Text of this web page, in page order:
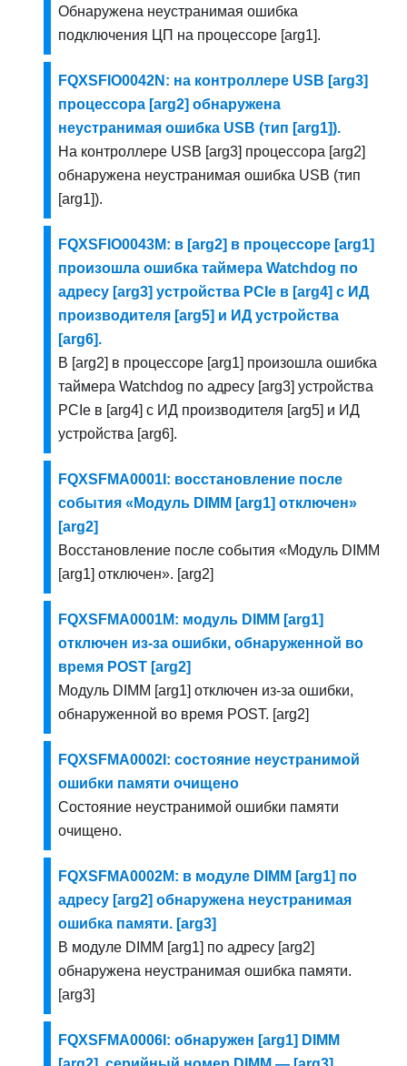
Обнаружена неустранимая ошибка
подключения ЦП на процессоре [arg1].
FQXSFIO0042N: на контроллере USB [arg3]
процессора [arg2] обнаружена
неустранимая ошибка USB (тип [arg1]).
На контроллере USB [arg3] процессора [arg2]
обнаружена неустранимая ошибка USB (тип
[arg1]).
FQXSFIO0043M: в [arg2] в процессоре [arg1]
произошла ошибка таймера Watchdog по
адресу [arg3] устройства PCIe в [arg4] с ИД
производителя [arg5] и ИД устройства
[arg6].
В [arg2] в процессоре [arg1] произошла ошибка
таймера Watchdog по адресу [arg3] устройства
PCIe в [arg4] с ИД производителя [arg5] и ИД
устройства [arg6].
FQXSFMA0001I: восстановление после
события «Модуль DIMM [arg1] отключен»
[arg2]
Восстановление после события «Модуль DIMM
[arg1] отключен». [arg2]
FQXSFMA0001M: модуль DIMM [arg1]
отключен из-за ошибки, обнаруженной во
время POST [arg2]
Модуль DIMM [arg1] отключен из-за ошибки,
обнаруженной во время POST. [arg2]
FQXSFMA0002I: состояние неустранимой
ошибки памяти очищено
Состояние неустранимой ошибки памяти
очищено.
FQXSFMA0002M: в модуле DIMM [arg1] по
адресу [arg2] обнаружена неустранимая
ошибка памяти. [arg3]
В модуле DIMM [arg1] по адресу [arg2]
обнаружена неустранимая ошибка памяти.
[arg3]
FQXSFMA0006I: обнаружен [arg1] DIMM